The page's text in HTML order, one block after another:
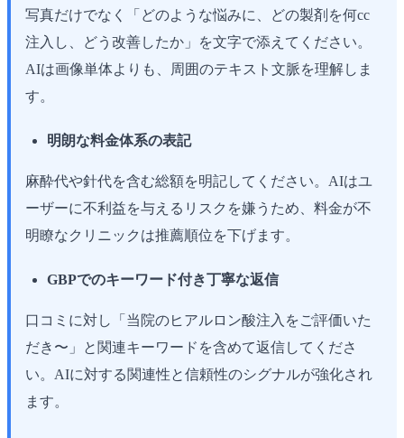
写真だけでなく「どのような悩みに、どの製剤を何cc
注入し、どう改善したか」を文字で添えてください。
AIは画像単体よりも、周囲のテキスト文脈を理解しま
す。
明朗な料金体系の表記
麻酔代や針代を含む総額を明記してください。AIはユ
ーザーに不利益を与えるリスクを嫌うため、料金が不
明瞭なクリニックは推薦順位を下げます。
GBPでのキーワード付き丁寧な返信
口コミに対し「当院のヒアルロン酸注入をご評価いた
だき〜」と関連キーワードを含めて返信してくださ
い。AIに対する関連性と信頼性のシグナルが強化され
ます。